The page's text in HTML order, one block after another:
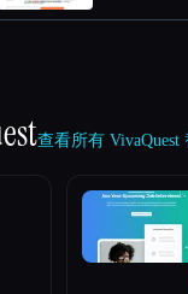
查看所有